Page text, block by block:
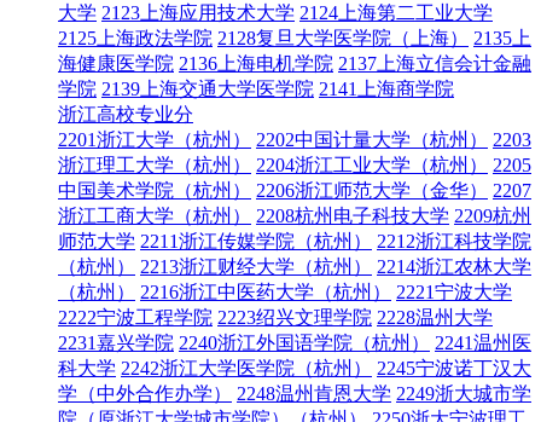
大学 2123上海应用技术大学 2124上海第二工业大学
2125上海政法学院 2128复旦大学医学院（上海）
2135上
海健康医学院 2136上海电机学院 2137上海立信会计金融
学院 2139上海交通大学医学院 2141上海商学院
浙江高校专业分
2201浙江大学（杭州）
2202中国计量大学（杭州）
2203
浙江理工大学（杭州）
2204浙江工业大学（杭州）
2205
中国美术学院（杭州）
2206浙江师范大学（金华）
2207
浙江工商大学（杭州）
2208杭州电子科技大学 2209杭州
师范大学 2211浙江传媒学院（杭州）
2212浙江科技学院
（杭州）
2213浙江财经大学（杭州）
2214浙江农林大学
（杭州）
2216浙江中医药大学（杭州）
2221宁波大学
2222宁波工程学院 2223绍兴文理学院 2228温州大学
2231嘉兴学院 2240浙江外国语学院（杭州）
2241温州医
科大学 2242浙江大学医学院（杭州）
2245宁波诺丁汉大
学（中外合作办学）
2248温州肯恩大学 2249浙大城市学